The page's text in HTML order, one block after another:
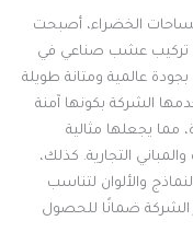
الخضراء، أصبحت
تركيب عشب صناعي في
عالمية ومتانة طويلة
الشركة بكونها آمنة
مما يجعلها مثالية
التجارية. كذلك،
والألوان لتناسب
الشركة ضمانًا للحصول